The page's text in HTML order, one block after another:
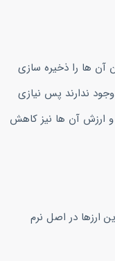
آن ها را ذخیره سازی
ندارند پس نیازی
و ارزش آن ها نیز کاهش
ارزها در اصل نرم